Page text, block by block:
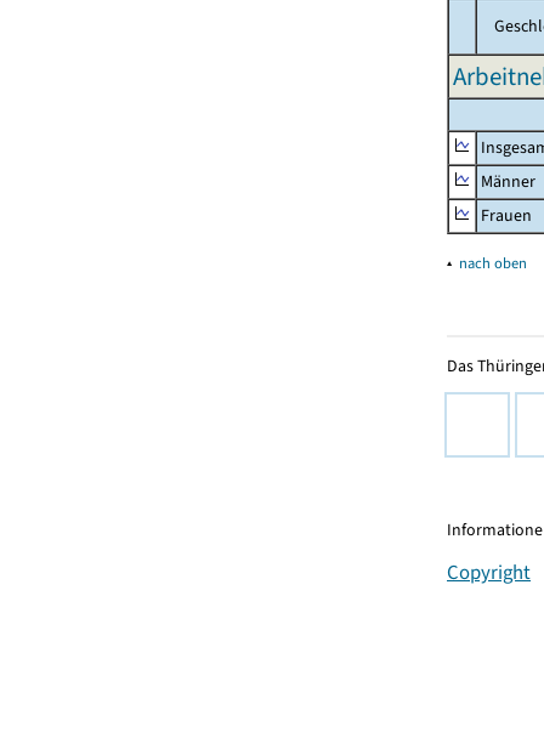
Männer
Frauen
▴ nach oben
Das
Copyright